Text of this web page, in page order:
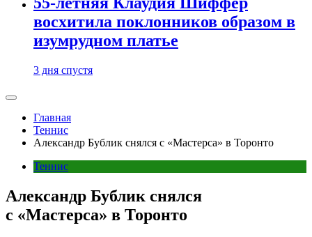
восхитила поклонников образом в
изумрудном платье
3 дня спустя
Главная
Теннис
Александр Бублик снялся с «Мастерса» в Торонто
Теннис
Александр Бублик снялся
с «Мастерса» в Торонто